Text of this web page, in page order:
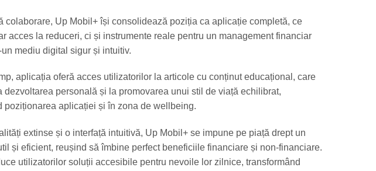
colaborare, Up Mobil+ își consolidează poziția ca aplicație completă, ce
acces la reduceri, ci și instrumente reale pentru un management financiar
mediu digital sigur și intuitiv.
aplicația oferă acces utilizatorilor la articole cu conținut educațional, care
dezvoltarea personală și la promovarea unui stil de viață echilibrat,
poziționarea aplicației și în zona de wellbeing.
extinse și o interfață intuitivă, Up Mobil+ se impune pe piață drept un
și eficient, reușind să îmbine perfect beneficiile financiare și non-financiare.
utilizatorilor soluții accesibile pentru nevoile lor zilnice, transformând